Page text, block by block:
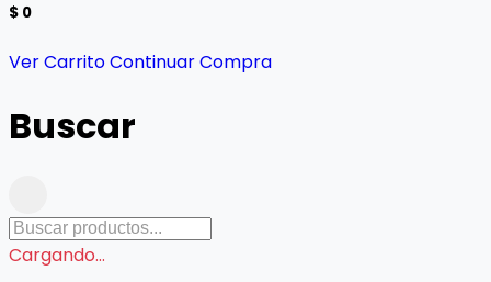
$ 0
Ver CarritoContinuar Compra
Buscar
Cargando...